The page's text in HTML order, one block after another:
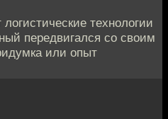
технологии
передвигался со своим
или опыт